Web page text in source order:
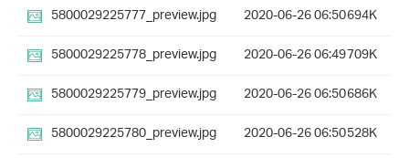
5800029225777_preview.jpg
2020-06-26 06:50694K
5800029225778_preview.jpg
2020-06-26 06:49709K
5800029225779_preview.jpg
2020-06-26 06:50686K
5800029225780_preview.jpg
2020-06-26 06:50528K